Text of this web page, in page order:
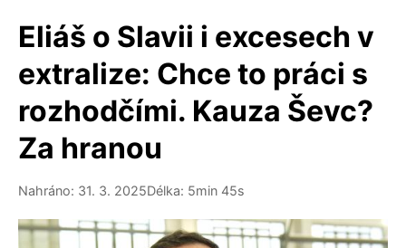
Eliáš o Slavii i excesech v
extralize: Chce to práci s
rozhodčími. Kauza Ševc?
Za hranou
Nahráno: 31. 3. 2025Délka: 5min 45s